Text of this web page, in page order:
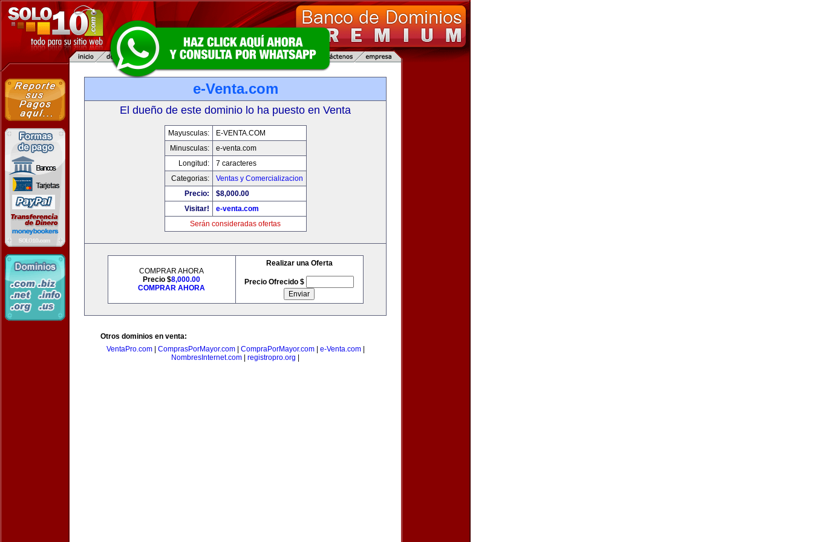
e-Venta.com
El dueño de este dominio lo ha puesto en Venta
Mayusculas:
E-VENTA.COM
Minusculas:
e-venta.com
Longitud:
7 caracteres
Categorias:
Ventas y Comercializacion
Precio:
$8,000.00
Visitar!
e-venta.com
Serán consideradas ofertas
COMPRAR AHORA
Precio $8,000.00
COMPRAR AHORA
Realizar una Oferta
Precio Ofrecido $
Otros dominios en venta:
VentaPro.com| ComprasPorMayor.com| CompraPorMayor.com| e-Venta.com|
NombresInternet.com
registropro.org